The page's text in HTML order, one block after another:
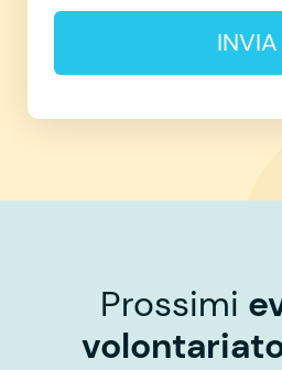
INVIA
Prossimi